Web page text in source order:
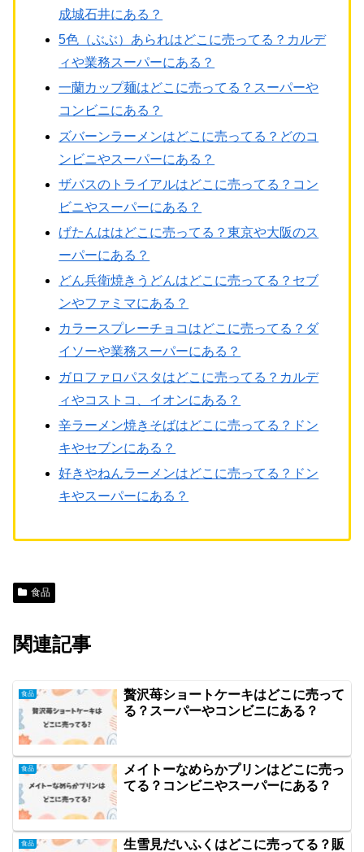
成城石井にある？
5色（ぶぶ）あられはどこに売ってる？カルデ
ィや業務スーパーにある？
一蘭カップ麺はどこに売ってる？スーパーや
コンビニにある？
ズバーンラーメンはどこに売ってる？どのコ
ンビニやスーパーにある？
ザバスのトライアルはどこに売ってる？コン
ビニやスーパーにある？
げたんははどこに売ってる？東京や大阪のス
ーパーにある？
どん兵衛焼きうどんはどこに売ってる？セブ
ンやファミマにある？
カラースプレーチョコはどこに売ってる？ダ
イソーや業務スーパーにある？
ガロファロパスタはどこに売ってる？カルデ
ィやコストコ、イオンにある？
辛ラーメン焼きそばはどこに売ってる？ドン
キやセブンにある？
好きやねんラーメンはどこに売ってる？ドン
キやスーパーにある？
食品
関連記事
食品
贅沢苺ショートケーキはどこに売って
る？スーパーやコンビニにある？
食品
メイトーなめらかプリンはどこに売っ
てる？コンビニやスーパーにある？
食品
生雪見だいふくはどこに売ってる？販